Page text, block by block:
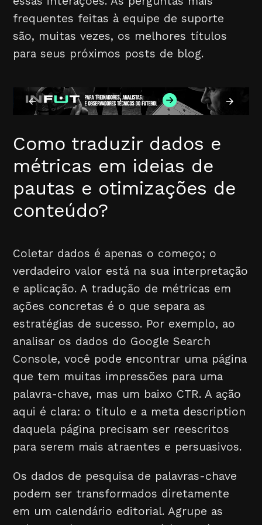
frequentes feitas à equipe de suporte
são, muitas vezes, os melhores títulos
para seus próximos posts de blog.
Como traduzir dados e
métricas em ideias de
pautas e otimizações de
conteúdo?
Coletar dados é apenas o começo; o
verdadeiro valor está na sua interpretação
e aplicação. A tradução de métricas em
ações concretas é o que separa as
estratégias de sucesso. Por exemplo, ao
analisar os dados do Google Search
Console, você pode encontrar uma página
que tem muitas impressões para uma
palavra-chave, mas um baixo CTR. A ação
aqui é clara: o título e a meta description
daquela página precisam ser reescritos
para serem mais atraentes e persuasivos.
Os dados de pesquisa de palavras-chave
podem ser transformados diretamente
em um calendário editorial. Agrupe as